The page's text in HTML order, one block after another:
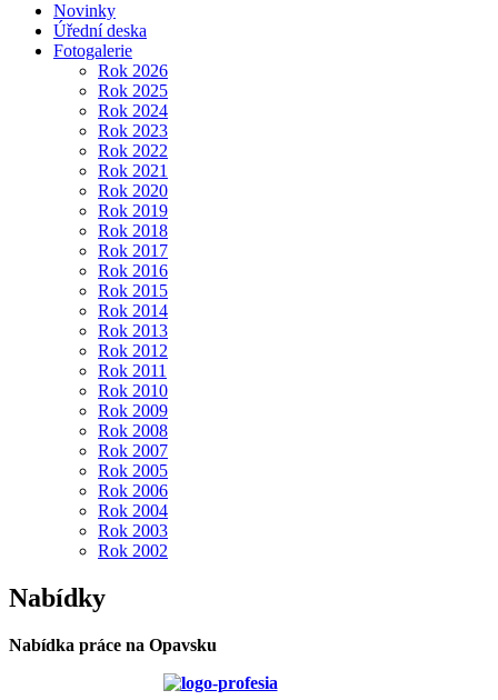
Novinky
Úřední deska
Fotogalerie
Rok 2026
Rok 2025
Rok 2024
Rok 2023
Rok 2022
Rok 2021
Rok 2020
Rok 2019
Rok 2018
Rok 2017
Rok 2016
Rok 2015
Rok 2014
Rok 2013
Rok 2012
Rok 2011
Rok 2010
Rok 2009
Rok 2008
Rok 2007
Rok 2005
Rok 2006
Rok 2004
Rok 2003
Rok 2002
Nabídky
Nabídka práce na Opavsku